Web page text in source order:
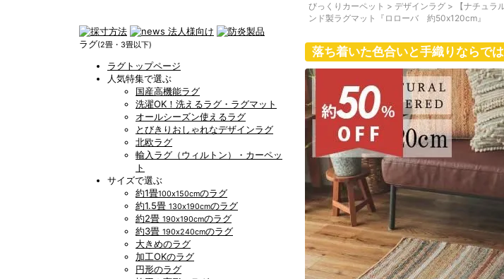
ラグ(2畳・3畳以下)
ラグトップページ
人気特集で選ぶ
国産高機能ラグ
洗濯OK！洗えるラグ・ラグマット
オールシーズン使えるラグ
とびきりおしゃれなデザインラグ
北欧ラグ
輸入ラグ（ウィルトン）・カーペッ
ト
サイズで選ぶ
約1畳100x150cmのラグ
約1.5畳 130x190cmのラグ
約2畳 190x190cmのラグ
約3畳 190x240cmのラグ
大きめのラグ
加工OKのラグ
円形のラグ
びっくりカーペット > デザインラグ >
【ナチュ
ンド製ラグマット『ロローバ 約50x120cm』
落ち着いた色合いと手織りならで